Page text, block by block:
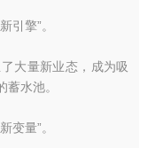
引擎”。
大量新业态，成为吸
水池。
变量”。